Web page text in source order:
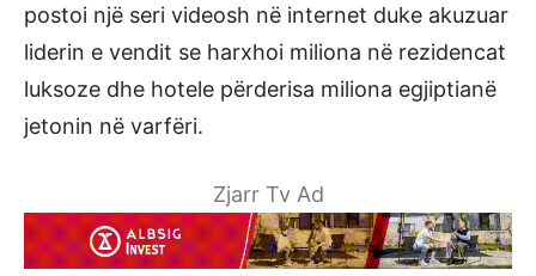
postoi një seri videosh në internet duke akuzuar
liderin e vendit se harxhoi miliona në rezidencat
luksoze dhe hotele përderisa miliona egjiptianë
jetonin në varfëri.
Zjarr Tv Ad